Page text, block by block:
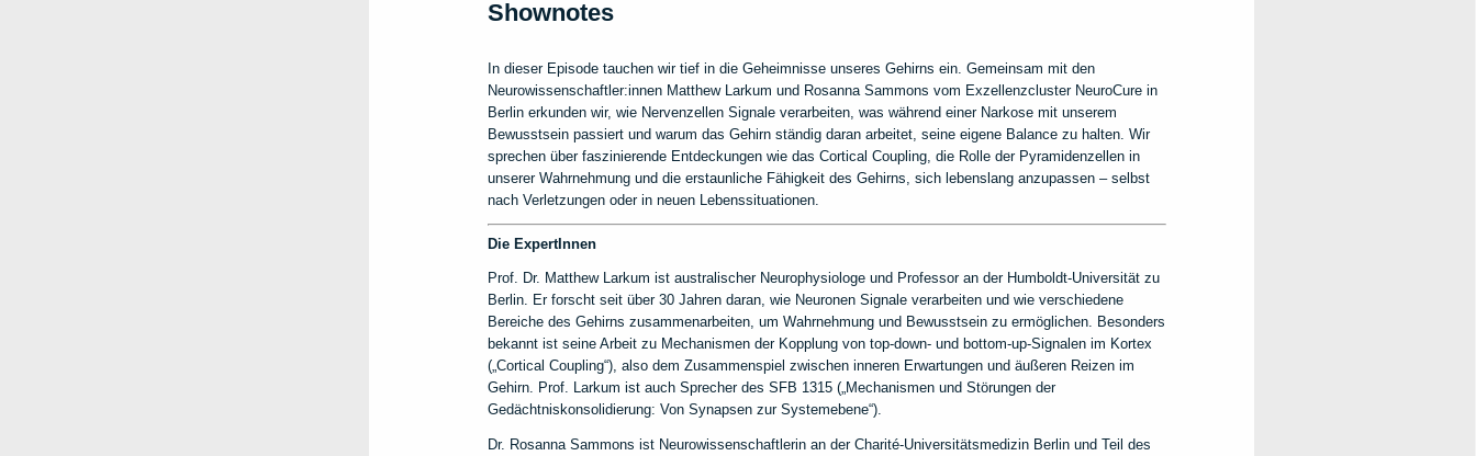
Shownotes
In dieser Episode tauchen wir tief in die Geheimnisse unseres Gehirns ein. Gemeinsam mit den
Neurowissenschaftler:innen Matthew Larkum und Rosanna Sammons vom Exzellenzcluster NeuroCure in
Berlin erkunden wir, wie Nervenzellen Signale verarbeiten, was während einer Narkose mit unserem
Bewusstsein passiert und warum das Gehirn ständig daran arbeitet, seine eigene Balance zu halten. Wir
sprechen über faszinierende Entdeckungen wie das Cortical Coupling, die Rolle der Pyramidenzellen in
unserer Wahrnehmung und die erstaunliche Fähigkeit des Gehirns, sich lebenslang anzupassen – selbst
nach Verletzungen oder in neuen Lebenssituationen.
Die ExpertInnen
Prof. Dr. Matthew Larkum ist australischer Neurophysiologe und Professor an der Humboldt-Universität zu
Berlin. Er forscht seit über 30 Jahren daran, wie Neuronen Signale verarbeiten und wie verschiedene
Bereiche des Gehirns zusammenarbeiten, um Wahrnehmung und Bewusstsein zu ermöglichen. Besonders
bekannt ist seine Arbeit zu Mechanismen der Kopplung von top-down- und bottom-up-Signalen im Kortex
(„Cortical Coupling“), also dem Zusammenspiel zwischen inneren Erwartungen und äußeren Reizen im
Gehirn. Prof. Larkum ist auch Sprecher des SFB 1315 („Mechanismen und Störungen der
Gedächtniskonsolidierung: Von Synapsen zur Systemebene“).
Dr. Rosanna Sammons ist Neurowissenschaftlerin an der Charité-Universitätsmedizin Berlin und Teil des